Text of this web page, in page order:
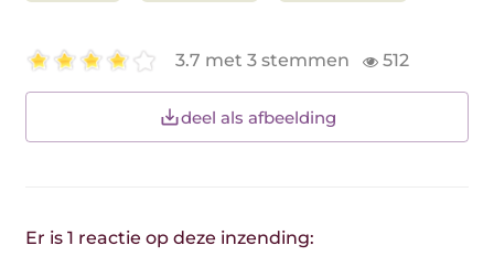
3.7 met 3 stemmen 512
deel als afbeelding
Er is 1 reactie op deze inzending: